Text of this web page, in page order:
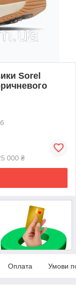
Sorel
000 ₴
Оплата Умови